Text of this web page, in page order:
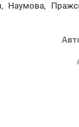
Наумова,